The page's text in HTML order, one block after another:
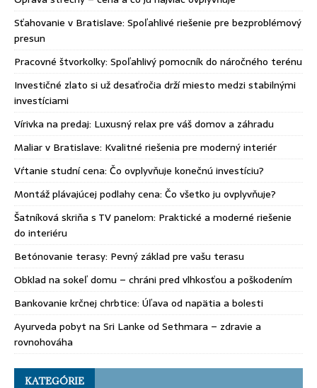
Sťahovanie v Bratislave: Spoľahlivé riešenie pre bezproblémový
presun
Pracovné štvorkolky: Spoľahlivý pomocník do náročného terénu
Investičné zlato si už desaťročia drží miesto medzi stabilnými
investíciami
Vírivka na predaj: Luxusný relax pre váš domov a záhradu
Maliar v Bratislave: Kvalitné riešenia pre moderný interiér
Vŕtanie studní cena: Čo ovplyvňuje konečnú investíciu?
Montáž plávajúcej podlahy cena: Čo všetko ju ovplyvňuje?
Šatníková skriňa s TV panelom: Praktické a moderné riešenie
do interiéru
Betónovanie terasy: Pevný základ pre vašu terasu
Obklad na sokeľ domu – chráni pred vlhkosťou a poškodením
Bankovanie krčnej chrbtice: Úľava od napätia a bolesti
Ayurveda pobyt na Sri Lanke od Sethmara – zdravie a
rovnohováha
KATEGÓRIE